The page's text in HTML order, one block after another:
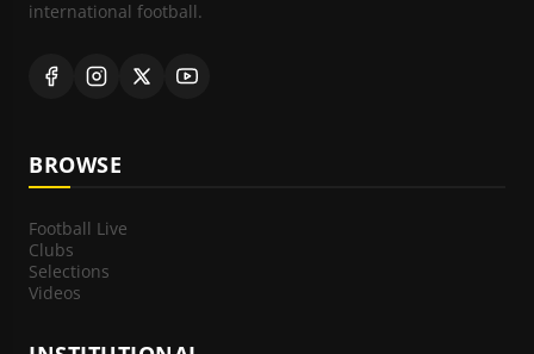
international football.
BROWSE
Football Live
Clubs
Selections
Videos